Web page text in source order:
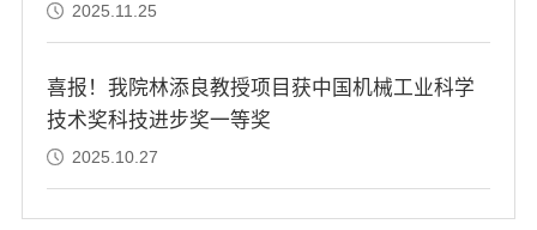
2025.11.25
喜报！我院林添良教授项目获中国机械工业科学
技术奖科技进步奖一等奖
2025.10.27